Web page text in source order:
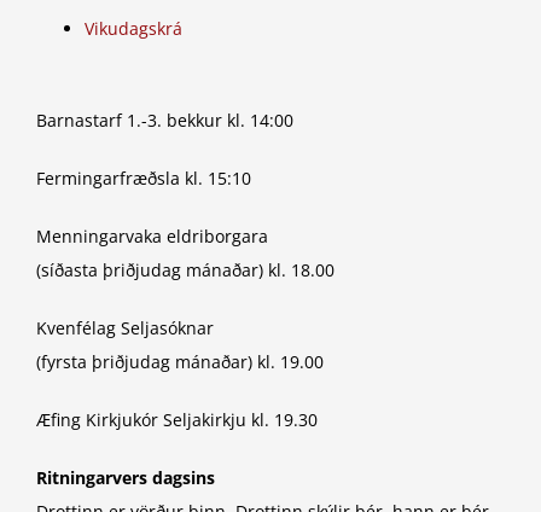
Vikudagskrá
Barnastarf 1.-3. bekkur kl. 14:00
Fermingarfræðsla kl. 15:10
Menningarvaka eldriborgara
(síðasta þriðjudag mánaðar) kl. 18.00
Kvenfélag Seljasóknar
(fyrsta þriðjudag mánaðar) kl. 19.00
Æfing Kirkjukór Seljakirkju kl. 19.30
Ritningarvers dagsins